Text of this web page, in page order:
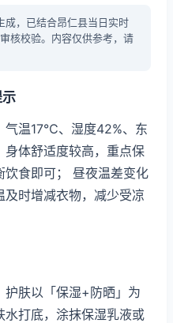
，已结合昂仁县当日实时
核校验。内容仅供参考，请
气温17℃、湿度42%、东
体舒适度较高，重点保
食即可； 昼夜温差变化
时增减衣物，减少受凉
护肤以「保湿+防晒」为
打底，涂抹保湿乳液或